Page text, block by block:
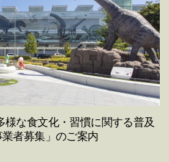
様な食文化・習慣に関する普及
者募集」のご案内